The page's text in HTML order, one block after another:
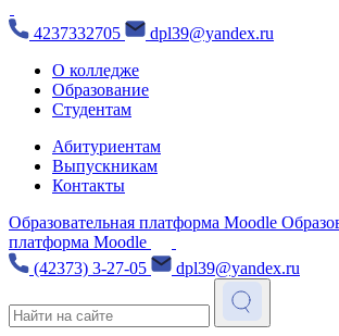
4237332705
dpl39@yandex.ru
О колледже
Образование
Студентам
Абитуриентам
Выпускникам
Контакты
Образовательная платформа Moodle
платформа Moodle
(42373) 3-27-05
dpl39@yandex.ru